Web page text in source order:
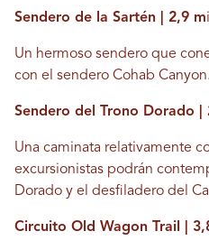
Sendero de la Sartén | 2,9 m
Un hermoso sendero que
con el sendero Cohab Canyon.
Sendero del Trono Dorado |
Una caminata relativamente
excursionistas podrán
Dorado y el desfiladero del
Circuito Old Wagon Trail |